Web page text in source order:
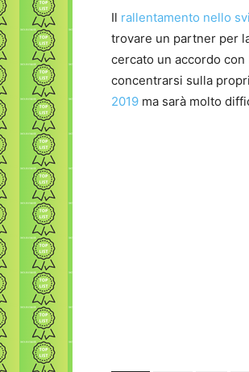
Il rallentamento nello
trovare un partner per
cercato un accordo
concentrarsi sulla
2019 ma sarà molto